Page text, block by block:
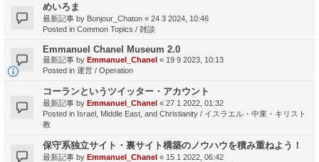
めいろま
最新記事 by Bonjour_Chaton « 24 3 2024, 10:46
Posted in Common Topics / 雑談
Emmanuel Chanel Museum 2.0
最新記事 by Emmanuel_Chanel « 19 9 2023, 10:13
Posted in 運営 / Operation
コーランというツイッター・アカウント
最新記事 by Emmanuel_Chanel « 27 1 2022, 01:32
Posted in Israel, Middle East, and Christianity / イスラエル・中東・キリスト
教
保守系独立サイト・裏サイト構築のノウハウを積み重ねよう！
最新記事 by Emmanuel_Chanel « 15 1 2022, 06:42